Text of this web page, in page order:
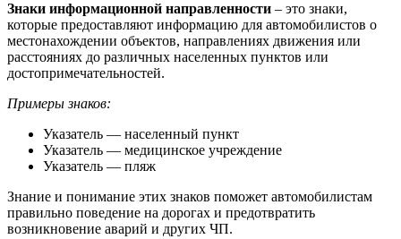
Знаки информационной направленности – это знаки,
которые предоставляют информацию для автомобилистов о
местонахождении объектов, направлениях движения или
расстояниях до различных населенных пунктов или
достопримечательностей.
Примеры знаков:
Указатель — населенный пункт
Указатель — медицинское учреждение
Указатель — пляж
Знание и понимание этих знаков поможет автомобилистам
правильно поведение на дорогах и предотвратить
возникновение аварий и других ЧП.